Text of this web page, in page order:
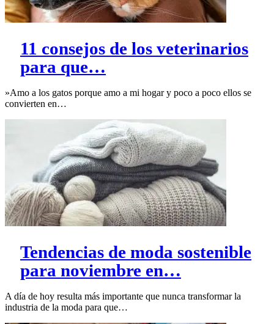
11 consejos de los veterinarios
para que…
»Amo a los gatos porque amo a mi hogar y poco a poco ellos se
convierten en…
Tendencias de moda sostenible
para noviembre en…
A día de hoy resulta más importante que nunca transformar la
industria de la moda para que…